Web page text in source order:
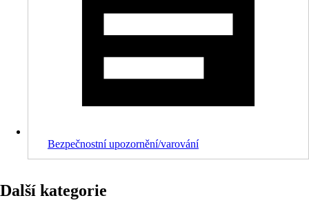
Bezpečnostní upozornění/varování
Další kategorie